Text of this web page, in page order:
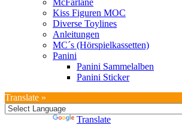
Kiss Figuren MOC
Diverse Toylines
Anleitungen
MC´s (Hörspielkassetten)
Panini
Panini Sammelalben
Panini Sticker
Translate »
Translate